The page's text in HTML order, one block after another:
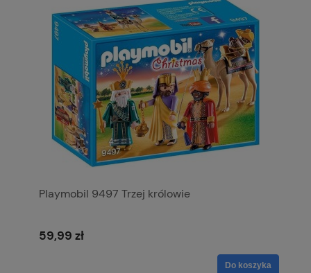
Playmobil 9497 Trzej królowie
59,99 zł
Do koszyka